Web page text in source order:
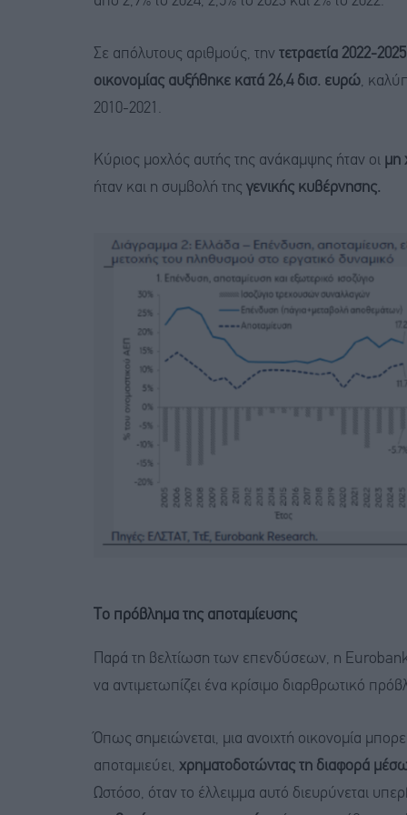
Σε απόλυτους αριθμούς, την τετραετία 2022-
οικονομίας αυξήθηκε κατά 26,4 δισ. ευρώ,
2010-2021.
Κύριος μοχλός αυτής της ανάκαμψης ήταν οι μη
ήταν και η συμβολή της γενικής κυβέρνησης.
Το πρόβλημα της αποταμίευσης
Παρά τη βελτίωση των επενδύσεων, η Eurobank
να αντιμετωπίζει ένα κρίσιμο διαρθρωτικό
Όπως σημειώνεται, μια ανοιχτή οικονομία
αποταμιεύει, χρηματοδοτώντας τη διαφορά
Ωστόσο, όταν το έλλειμμα αυτό διευρύνεται